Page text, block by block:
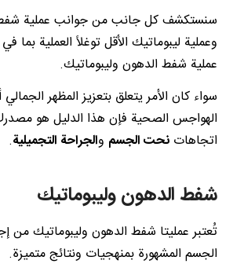
سنستكشف كل جانب من جوانب عملية
وعملية ليبوماتيك الأقل توغلاً العملية بما
عملية شفط الدهون وليبوماتيك.
سواء كان الأمر يتعلق بتعزيز المظهر
الهواجس الصحية فإن هذا الدليل هو
اتجاهات نحت الجسم والجراحة التجميلية.
شفط الدهون وليبوماتيك
تُعتبر عمليتا شفط الدهون وليبوماتيك من
الجسم المشهورة بمنهجيات ونتائج متميزة.